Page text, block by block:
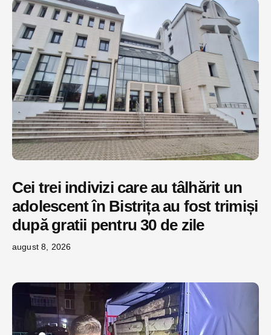
Cei trei indivizi care au tâlhărit un
adolescent în Bistrița au fost trimiși
după gratii pentru 30 de zile
august 8, 2026